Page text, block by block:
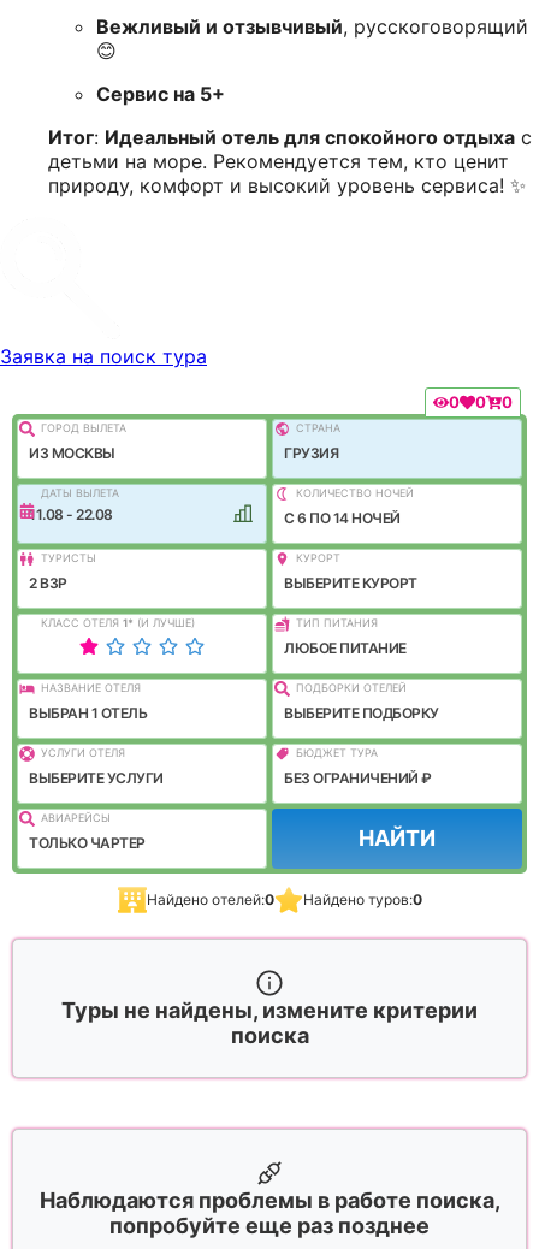
Вежливый и отзывчивый, русскоговорящий
😊
Сервис на 5+
Итог: Идеальный отель для спокойного отдыха с
детьми на море. Рекомендуется тем, кто ценит
природу, комфорт и высокий уровень сервиса! ✨
Заявка на поиск тура
0 0 0
ГОРОД ВЫЛEТА
ИЗ МОСКВЫ
СТРАНА
ГРУЗИЯ
ДАТЫ ВЫЛЕТА
11.08 - 22.08
КОЛИЧЕСТВО НОЧЕЙ
C 6 ПО 14 НОЧЕЙ
ТУРИСТЫ
2 ВЗР
КУРОРТ
ВЫБЕРИТЕ КУРОРТ
КЛАСС ОТЕЛЯ 1* (И ЛУЧШЕ) ТИП ПИТАНИЯ
ЛЮБОЕ ПИТАНИЕ
НАЗВАНИЕ ОТЕЛЯ
ВЫБРАН 1 ОТЕЛЬ
ПОДБОРКИ ОТЕЛЕЙ
ВЫБЕРИТЕ ПОДБОРКУ
УСЛУГИ ОТЕЛЯ
ВЫБЕРИТЕ УСЛУГИ
БЮДЖЕТ ТУРА
БЕЗ ОГРАНИЧЕНИЙ ₽
АВИАРЕЙСЫ
ТОЛЬКО ЧАРТЕР НАЙТИ
Найдено отелей:0 Найдено туров:0
Туры не найдены, измените критерии
поиска
Наблюдаются проблемы в работе поиска,
попробуйте еще раз позднее